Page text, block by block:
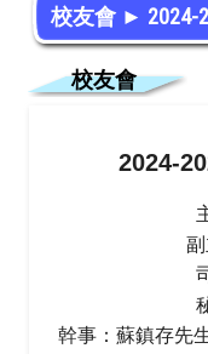
校友會 ► 2024-
校友會
2024-
幹事：蘇鎮存先